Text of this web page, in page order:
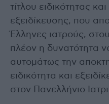
τίτλου ειδικότητας
εξειδίκευσης, που
Έλληνες ιατρούς,
πλέον η δυνατότητα
αυτομάτως την
ειδικότητα και
στον Πανελλήνιο